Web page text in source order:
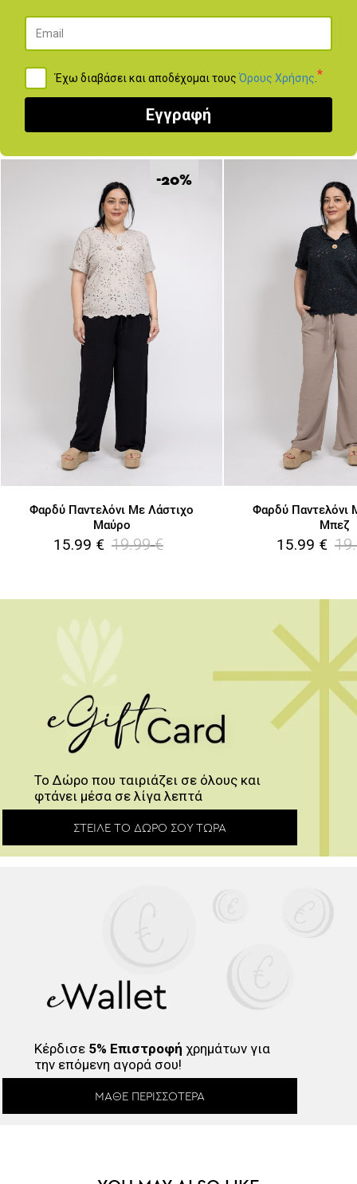
-20%
Φαρδύ Παντελόνι Με Λάστιχο
Μαύρο
15.99 € 19.99 €
Φαρδύ Παντελόνι
Μπεζ
15.99 €
Το Δώρο που ταιριάζει σε όλους και
φτάνει μέσα σε λίγα λεπτά
ΣΤΕΊΛΕ ΤΟ ΔΏΡΟ ΣΟΥ ΤΏΡΑ
Κέρδισε 5% Επιστροφή χρημάτων για
την επόμενη αγορά σου!
ΜΆΘΕ ΠΕΡΙΣΣΌΤΕΡΑ
Έχω διαβάσει και αποδέχομαι τουςΌρους Χρήσης *
Εγγραφή